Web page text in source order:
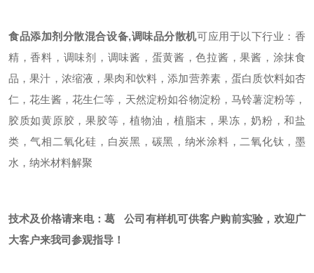
食品添加剂分散混合设备,调味品分散机可应用于以下行业：香
精，香料，调味剂，调味酱，蛋黄酱，色拉酱，果酱，涂抹食
品，果汁，浓缩液，果肉和饮料，添加营养素，蛋白质饮料如杏
仁，花生酱，花生仁等，天然淀粉如谷物淀粉，马铃薯淀粉等，
胶质如黄原胶，果胶等，植物油，植脂末，果冻，奶粉，和盐
类，气相二氧化硅，白炭黑，碳黑，纳米涂料，二氧化钛，墨
水，纳米材料解聚
技术及价格请来电：葛 公司有样机可供客户购前实验， 欢迎广
大客户来我司参观指导！